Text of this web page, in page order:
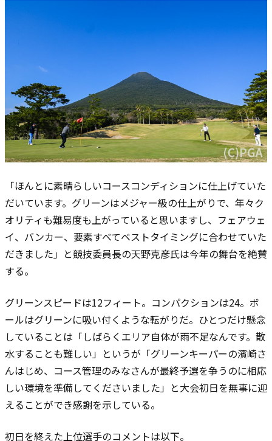
「ほんとに素晴らしいコースコンディションに仕上げていた
だいています。グリーンはメジャー級の仕上がりで、年々ク
オリティも難易度も上がっていると思いますし、フェアウェ
イ、バンカー、要素すべてベストタイミングに合わせていた
だきました」と競技委員長の天野克彦氏は今年の舞台を絶賛
する。
グリーンスピードは12フィート。コンパクションは24。ボ
ールはグリーンに吸い付くような転がりだ。ひとつだけ懸念
していることは「しばらくエリア自体が雨不足なんです。散
水することも難しい」というが「グリーンキーパーの濱崎さ
んはじめ、コース管理のみなさんが最終予選を争うのに相応
しい環境を準備してくださいました」と大会初日を無事に迎
えることができ感謝を示している。
初日を終えた上位選手のコメントは以下。